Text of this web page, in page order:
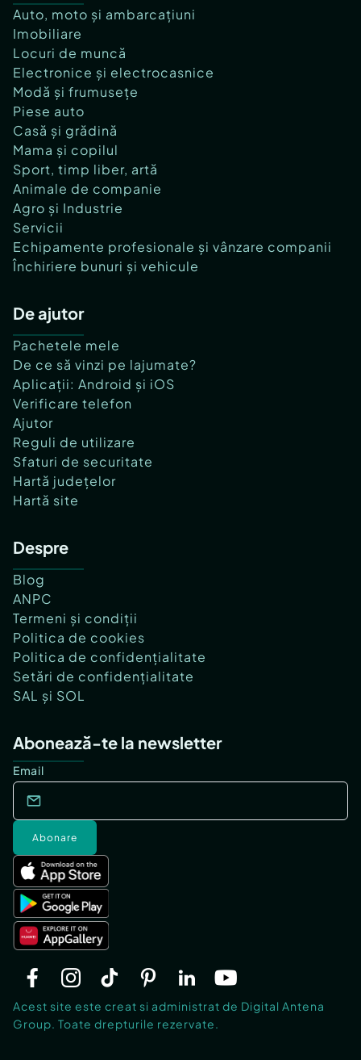
Auto, moto și ambarcațiuni
Imobiliare
Locuri de muncă
Electronice și electrocasnice
Modă și frumusețe
Piese auto
Casă și grădină
Mama și copilul
Sport, timp liber, artă
Animale de companie
Agro și Industrie
Servicii
Echipamente profesionale și vânzare companii
Închiriere bunuri și vehicule
De ajutor
Pachetele mele
De ce să vinzi pe lajumate?
Aplicații: Android și iOS
Verificare telefon
Ajutor
Reguli de utilizare
Sfaturi de securitate
Hartă județelor
Hartă site
Despre
Blog
ANPC
Termeni și condiții
Politica de cookies
Politica de confidențialitate
Setări de confidențialitate
SAL și SOL
Abonează-te la newsletter
Email
Abonare
Acest site este creat si administrat de Digital Antena
Group. Toate drepturile rezervate.